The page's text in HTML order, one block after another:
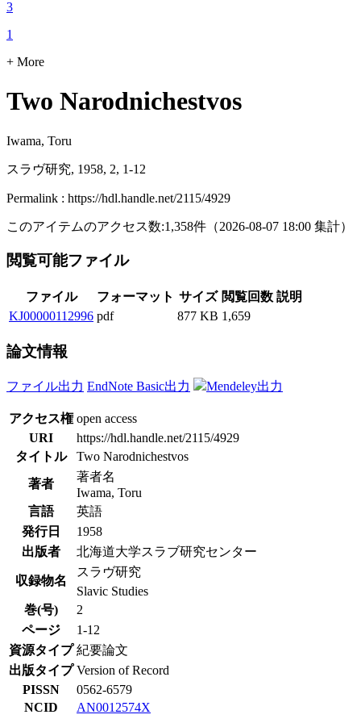
3
1
+ More
Two Narodnichestvos
Iwama, Toru
スラヴ研究, 1958, 2, 1-12
Permalink : https://hdl.handle.net/2115/4929
このアイテムのアクセス数:1,358件 （2026-08-07 18:00 集計）
閲覧可能ファイル
ファイル フォーマット サイズ 閲覧回数 説明
KJ00000112996 pdf 877 KB 1,659
論文情報
ファイル出力 EndNote Basic出力 Mendeley出力
アクセス権 open access
URI
https://hdl.handle.net/2115/4929
タイトル
Two Narodnichestvos
著者
著者名
Iwama, Toru
言語
英語
発行日
1958
出版者
北海道大学スラブ研究センター
収録物名
スラヴ研究
Slavic Studies
巻(号)
2
ページ
1-12
資源タイプ 紀要論文
出版タイプ Version of Record
PISSN
0562-6579
NCID
AN0012574X